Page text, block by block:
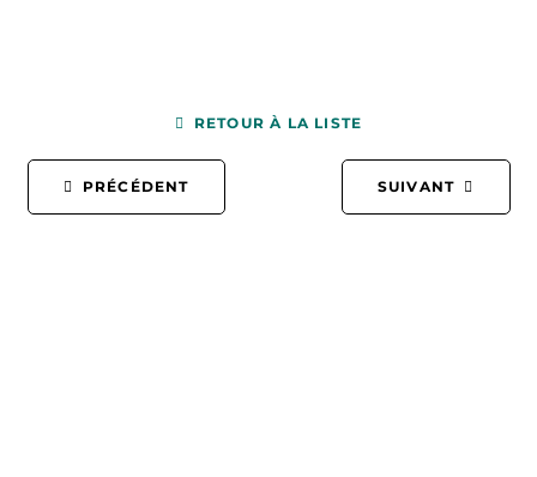
PRÉCÉDENT
RETOUR À LA LISTE
SUIVANT